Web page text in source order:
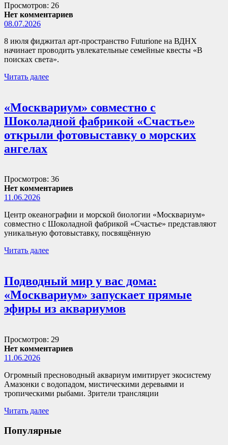
Просмотров: 26
Нет комментариев
08.07.2026
8 июля фиджитал арт-пространство Futurione на ВДНХ
начинает проводить увлекательные семейные квесты «В
поисках света».
Читать далее
«Москвариум» совместно с
Шоколадной фабрикой «Счастье»
открыли фотовыставку о морских
ангелах
Просмотров: 36
Нет комментариев
11.06.2026
Центр океанографии и морской биологии «Москвариум»
совместно с Шоколадной фабрикой «Счастье» представляют
уникальную фотовыставку, посвящённую
Читать далее
Подводный мир у вас дома:
«Москвариум» запускает прямые
эфиры из аквариумов
Просмотров: 29
Нет комментариев
11.06.2026
Огромный пресноводный аквариум имитирует экосистему
Амазонки с водопадом, мистическими деревьями и
тропическими рыбами. Зрители трансляции
Читать далее
Популярные